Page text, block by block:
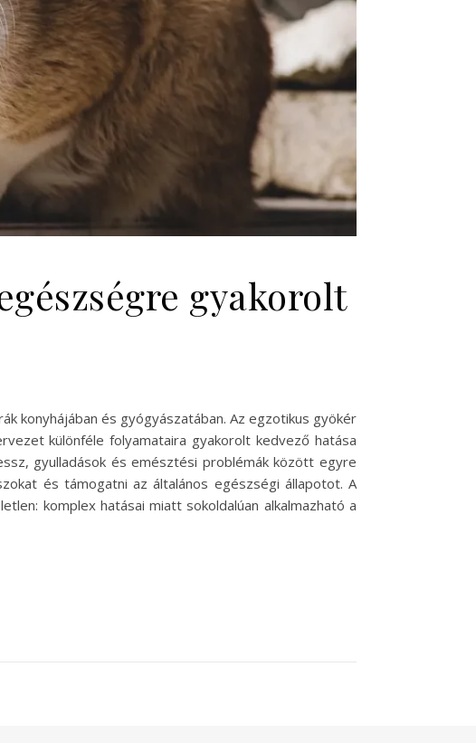
gyakorolt
konyhájában és gyógyászatában. Az egzotikus gyökér
különféle folyamataira gyakorolt kedvező hatása
gyulladások és emésztési problémák között egyre
és támogatni az általános egészségi állapotot. A
komplex hatásai miatt sokoldalúan alkalmazható a